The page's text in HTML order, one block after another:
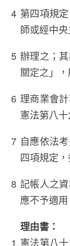
第四項規
師或經中
辦理之；
關定之」
理商業會
憲法第八
自應依法
四項規定
記帳人之
應不予適用
理由書：
憲法第八